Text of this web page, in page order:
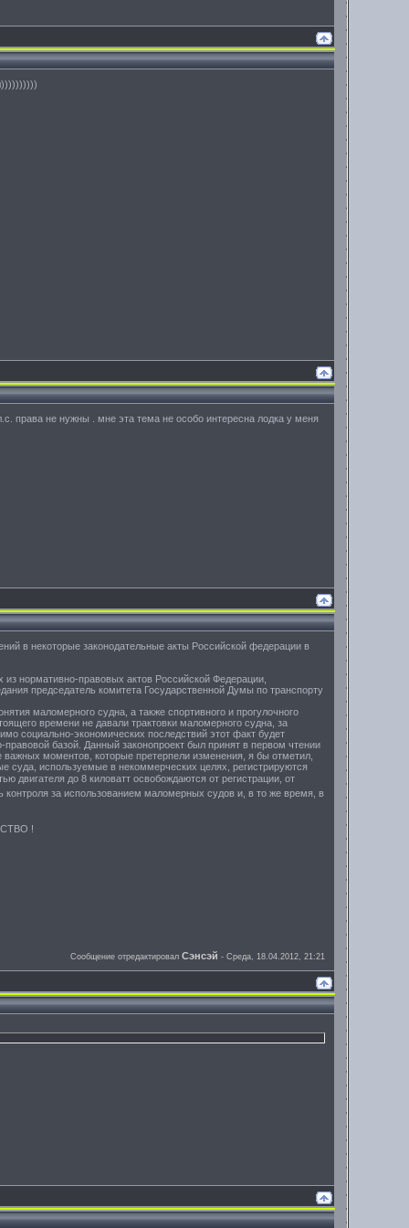
права не нужны . мне эта тема не особо интересна лодка у меня
в некоторые законодательные акты Российской федерации в
нормативно-правовых актов Российской Федерации,
председатель комитета Государственной Думы по транспорту
маломерного судна, а также спортивного и прогулочного
времени не давали трактовки маломерного судна, за
социально-экономических последствий этот факт будет
базой. Данный законопроект был принят в первом чтении
моментов, которые претерпели изменения, я бы отметил,
суда, используемые в некоммерческих целях, регистрируются
двигателя до 8 киловатт освобождаются от регистрации, от
за использованием маломерных судов и, в то же время, в
!
Сообщение отредактировал Сэнсэй - Среда, 18.04.2012, 21:21